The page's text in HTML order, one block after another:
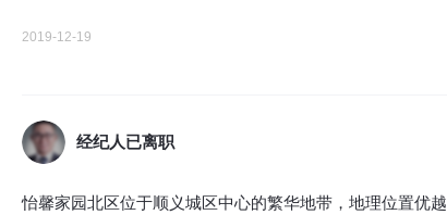
2019-12-19
经纪人已离职
怡馨家园北区位于顺义城区中心的繁华地带，地理位置优